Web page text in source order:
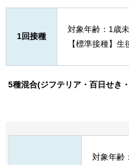
1回接種
対象年齢：1歳
【標準接種】
5種混合(ジフテリア・百日せき
対象年齢